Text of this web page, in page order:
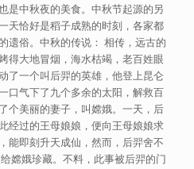
是中秋夜的美食。中秋节起源的另
天恰好是稻子成熟的时刻，各家都
遗俗。中秋的传说： 相传，远古的
得大地冒烟，海水枯竭，老百姓眼
了一个叫后羿的英雄，他登上昆仑
口气下了九个多余的太阳，解救百
个美丽的妻子，叫嫦娥。一天，后
经过的王母娘娘，便向王母娘娘求
能即刻升天成仙，然而，后羿舍不
嫦娥珍藏。 不料，此事被后羿的门